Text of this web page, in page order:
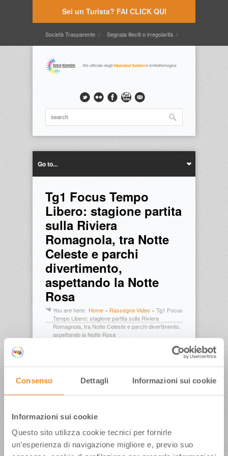
Consenso Dettagli Informazioni sui cookie
Informazioni sui cookie
Questo sito utilizza cookie tecnici per fornirle
un’esperienza di navigazione migliore e, previo suo
Sei un Turista? FAI CLICK QUI
Società Trasparente Segnala illeciti o irregolarità
Timbrature
Go to...
Tg1 Focus Tempo
Libero: stagione partita
sulla Riviera
Romagnola, tra Notte
Celeste e parchi
divertimento,
aspettando la Notte
Rosa
You are here: Home » Rassegna Video » Tg1 Focus
Tempo Libero: stagione partita sulla Riviera
Romagnola, tra Notte Celeste e parchi divertimento,
aspettando la Notte Rosa
Andrea
Babbi
campeggi discoteche
Mirabilan
divertimento
rai1
riviera